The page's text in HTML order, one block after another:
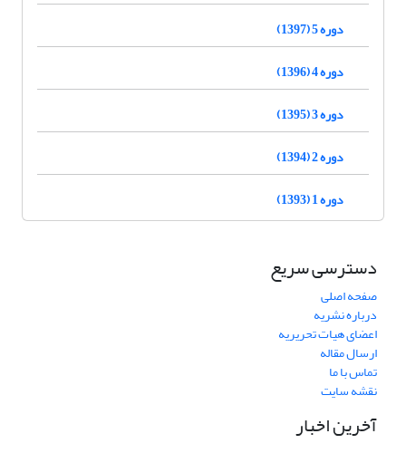
دوره 5 (1397)
دوره 4 (1396)
دوره 3 (1395)
دوره 2 (1394)
دوره 1 (1393)
دسترسی سریع
صفحه اصلی
درباره نشریه
اعضای هیات تحریریه
ارسال مقاله
تماس با ما
نقشه سایت
آخرین اخبار